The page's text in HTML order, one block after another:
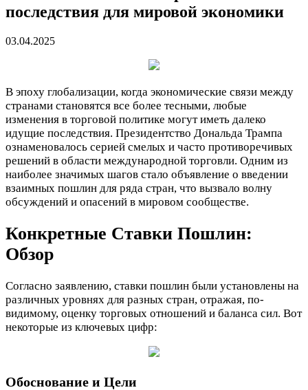
последствия для мировой экономики
03.04.2025
В эпоху глобализации, когда экономические связи между
странами становятся все более тесными, любые
изменения в торговой политике могут иметь далеко
идущие последствия. Президентство Дональда Трампа
ознаменовалось серией смелых и часто противоречивых
решений в области международной торговли. Одним из
наиболее значимых шагов стало объявление о введении
взаимных пошлин для ряда стран, что вызвало волну
обсуждений и опасений в мировом сообществе.
Конкретные Ставки Пошлин:
Обзор
Согласно заявлению, ставки пошлин были установлены на
различных уровнях для разных стран, отражая, по-
видимому, оценку торговых отношений и баланса сил. Вот
некоторые из ключевых цифр:
Обоснование и Цели